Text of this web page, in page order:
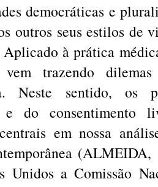
democráticas e
outros seus estilos de
à prática
vem trazendo
Neste sentido, os
e do consentimento
em nossa
Unidos a Comissão